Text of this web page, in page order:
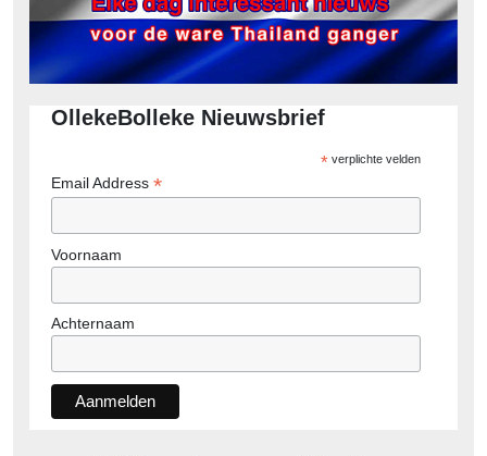
OllekeBolleke Nieuwsbrief
*verplichte velden
Email Address *
Voornaam
Achternaam